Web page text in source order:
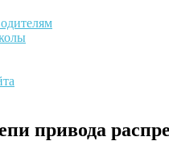
привода